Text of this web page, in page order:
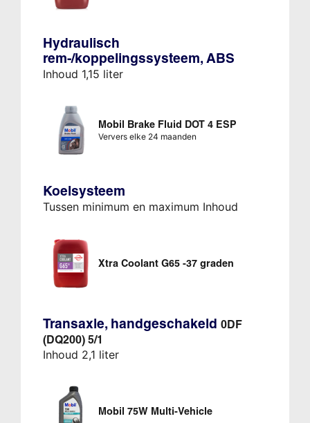
Hydraulisch
rem-/koppelingssysteem, ABS
Inhoud 1,15 liter
Mobil Brake Fluid DOT 4 ESP
Ververs elke 24 maanden
Koelsysteem
Tussen minimum en maximum Inhoud
Xtra Coolant G65 -37 graden
Transaxle, handgeschakeld 0DF
(DQ200) 5/1
Inhoud 2,1 liter
Mobil 75W Multi-Vehicle